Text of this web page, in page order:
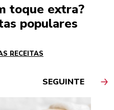
toque extra?
populares
RECEITAS
SEGUINTE